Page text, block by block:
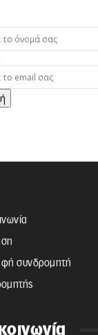
συνδρομητή